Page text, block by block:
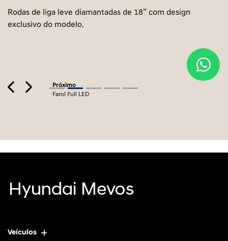
Rodas de liga leve diamantadas de 18” com design
exclusivo do modelo.
PreviousNext
Próximo
Farol Full LED
Veículos